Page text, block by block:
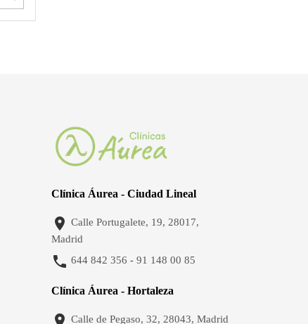
Clínica Áurea - Ciudad Lineal
 Calle Portugalete, 19, 28017,
Madrid
 644 842 356 - 91 148 00 85
Clínica Áurea - Hortaleza
 Calle de Pegaso, 32, 28043, Madrid